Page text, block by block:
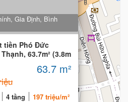
Gia Định, Bình
tiền Phó Đức
63.7m² (3.8m
63.7 m²
4 tầng 197 triệu/m²